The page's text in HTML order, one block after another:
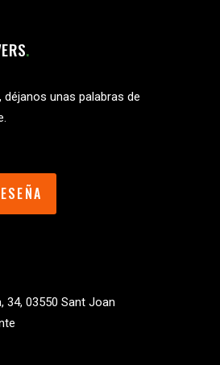
unas palabras de
34, 03550 Sant Joan